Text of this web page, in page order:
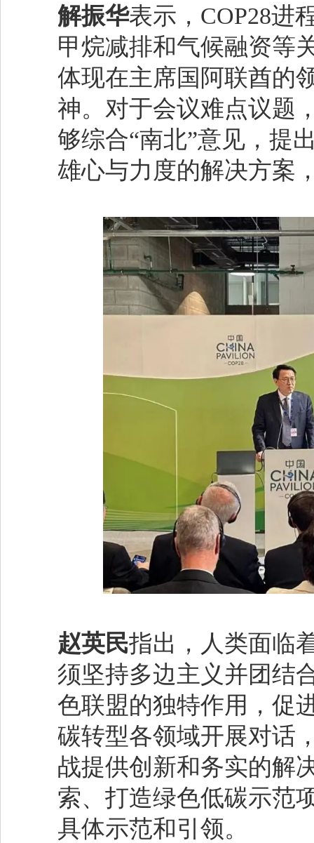
解振华表示，COP28进
甲烷减排和气候融资等
体现在主席国阿联酋的
神。对于会议难点议题
够综合“南北”意见，提
雄心与力度的解决方案
赵英民指出，人类面临
须坚持多边主义并团结
色联盟的独特作用，促
碳转型各领域开展对话
战提供创新和务实的解
索、打造绿色低碳示范
具体示范和引领。